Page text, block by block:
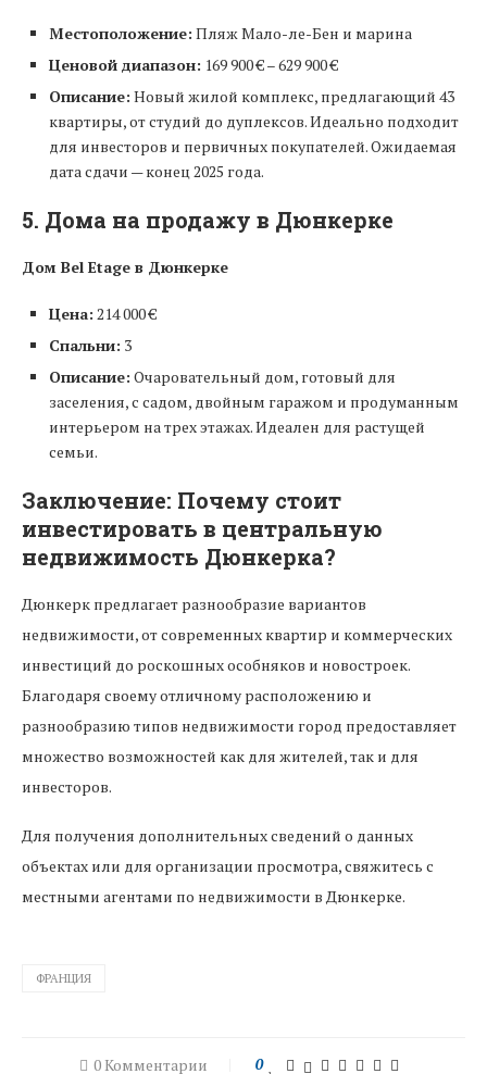
Местоположение: Пляж Мало-ле-Бен и марина
Ценовой диапазон: 169 900 € – 629 900 €
Описание: Новый жилой комплекс, предлагающий 43
квартиры, от студий до дуплексов. Идеально подходит
для инвесторов и первичных покупателей. Ожидаемая
дата сдачи — конец 2025 года.
5. Дома на продажу в Дюнкерке
Дом Bel Etage в Дюнкерке
Цена: 214 000 €
Спальни: 3
Описание: Очаровательный дом, готовый для
заселения, с садом, двойным гаражом и продуманным
интерьером на трех этажах. Идеален для растущей
семьи.
Заключение: Почему стоит
инвестировать в центральную
недвижимость Дюнкерка?
Дюнкерк предлагает разнообразие вариантов
недвижимости, от современных квартир и коммерческих
инвестиций до роскошных особняков и новостроек.
Благодаря своему отличному расположению и
разнообразию типов недвижимости город предоставляет
множество возможностей как для жителей, так и для
инвесторов.
Для получения дополнительных сведений о данных
объектах или для организации просмотра, свяжитесь с
местными агентами по недвижимости в Дюнкерке.
ФРАНЦИЯ
0 Комментарии 0